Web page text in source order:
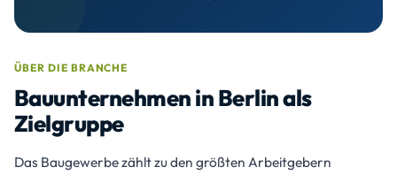
ÜBER DIE BRANCHE
Bauunternehmen in Berlin als
Zielgruppe
Das Baugewerbe zählt zu den größten Arbeitgebern